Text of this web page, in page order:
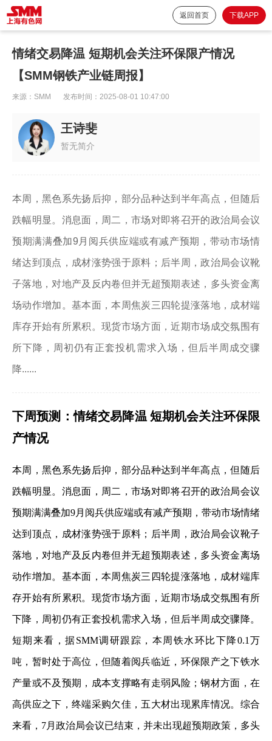
返回首页 下载APP
情绪交易降温 短期机会关注环保限产情况
【SMM钢铁产业链周报】
来源： SMM 发布时间： 2025-08-01 10:47:00
王诗斐
暂无简介
本周，黑色系先扬后抑，部分品种达到半年高点，但随后
跌幅明显。消息面，周二，市场对即将召开的政治局会议
预期满满叠加9月阅兵供应端或有减产预期，带动市场情
绪达到顶点，成材涨势强于原料；后半周，政治局会议靴
子落地，对地产及反内卷但并无超预期表述，多头资金离
场动作增加。基本面，本周焦炭三四轮提涨落地，成材端
库存开始有所累积。现货市场方面，近期市场成交氛围有
所下降，周初仍有正套投机需求入场，但后半周成交骤
降......
下周预测：情绪交易降温 短期机会关注环保限
产情况
本周，黑色系先扬后抑，部分品种达到半年高点，但随后
跌幅明显。消息面，周二，市场对即将召开的政治局会议
预期满满叠加9月阅兵供应端或有减产预期，带动市场情绪
达到顶点，成材涨势强于原料；后半周，政治局会议靴子
落地，对地产及反内卷但并无超预期表述，多头资金离场
动作增加。基本面，本周焦炭三四轮提涨落地，成材端库
存开始有所累积。现货市场方面，近期市场成交氛围有所
下降，周初仍有正套投机需求入场，但后半周成交骤降。
短期来看，据SMM调研跟踪，本周铁水环比下降0.1万
吨，暂时处于高位，但随着阅兵临近，环保限产之下铁水
产量或不及预期，成本支撑略有走弱风险；钢材方面，在
高供应之下，终端采购欠佳，五大材出现累库情况。综合
来看，7月政治局会议已结束，并未出现超预期政策，多头